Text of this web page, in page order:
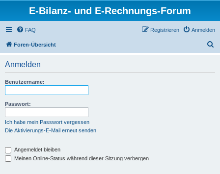
E-Bilanz- und E-Rechnungs-Forum
FAQ Anmelden
Registrieren
Foren-Übersicht
Anmelden
Benutzername:
Passwort:
Ich habe mein Passwort vergessen
Die Aktivierungs-E-Mail erneut senden
Angemeldet bleiben
Meinen Online-Status während dieser Sitzung verbergen